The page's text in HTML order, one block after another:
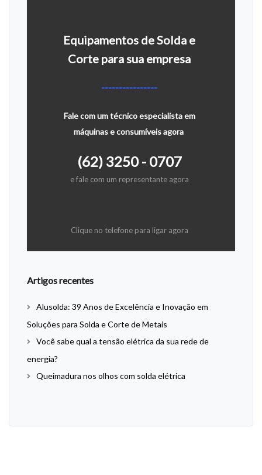
Equipamentos de Solda e
Corte para sua empresa
----------------
Fale com um técnico especialista em
máquinas e consumíveis agora
(62) 3250 - 0707
e fale com um representante agora
Clique no telefone para ligar agora
Artigos recentes
Alusolda: 39 Anos de Excelência e Inovação em
Soluções para Solda e Corte de Metais
Você sabe qual a tensão elétrica da sua rede de
energia?
Queimadura nos olhos com solda elétrica